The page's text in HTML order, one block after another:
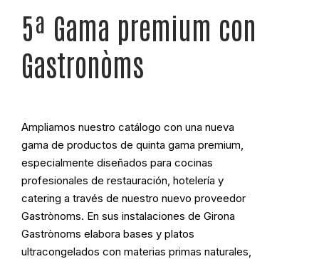
5ª Gama premium con
Gastronòms
Ampliamos nuestro catálogo con una nueva
gama de productos de quinta gama premium,
especialmente diseñados para cocinas
profesionales de restauración, hotelería y
catering a través de nuestro nuevo proveedor
Gastrònoms. En sus instalaciones de Girona
Gastrònoms elabora bases y platos
ultracongelados con materias primas naturales,